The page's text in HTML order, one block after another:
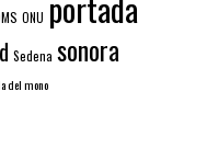
ONU
Sedena sonora
del mono